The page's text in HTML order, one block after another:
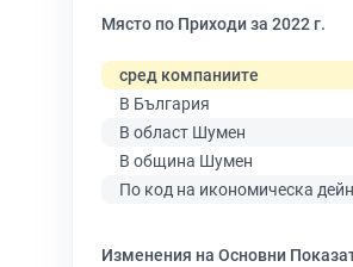
Място по Приходи за 2022 г.
сред компаниите
В България
В област Шумен
В община Шумен
По код на икономическа
Изменения на Основни